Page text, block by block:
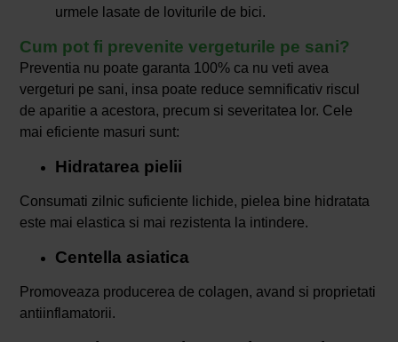
urmele lasate de loviturile de bici.
Cum pot fi prevenite vergeturile pe sani?
Preventia nu poate garanta 100% ca nu veti avea
vergeturi pe sani, insa poate reduce semnificativ riscul
de aparitie a acestora, precum si severitatea lor. Cele
mai eficiente masuri sunt:
Hidratarea pielii
Consumati zilnic suficiente lichide, pielea bine hidratata
este mai elastica si mai rezistenta la intindere.
Centella asiatica
Promoveaza producerea de colagen, avand si proprietati
antiinflamatorii.